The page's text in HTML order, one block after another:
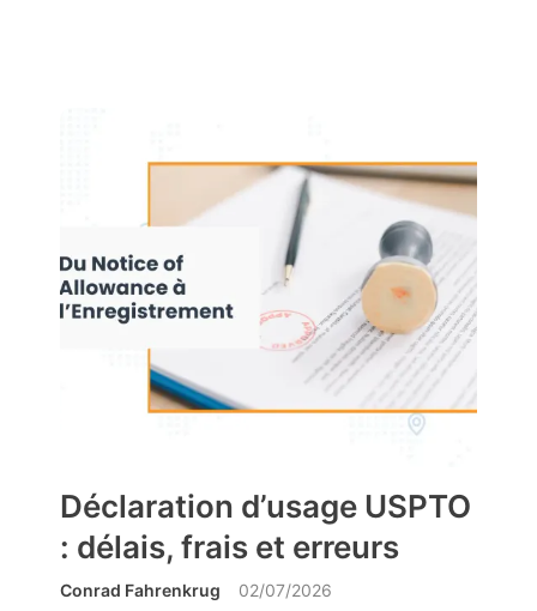
Déclaration d’usage USPTO
: délais, frais et erreurs
Conrad Fahrenkrug 02/07/2026